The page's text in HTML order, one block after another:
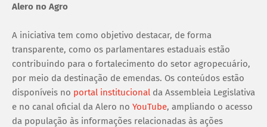
Alero no Agro
A iniciativa tem como objetivo destacar, de forma
transparente, como os parlamentares estaduais estão
contribuindo para o fortalecimento do setor agropecuário,
por meio da destinação de emendas. Os conteúdos estão
disponíveis no portal institucional da Assembleia Legislativa
e no canal oficial da Alero no YouTube, ampliando o acesso
da população às informações relacionadas às ações